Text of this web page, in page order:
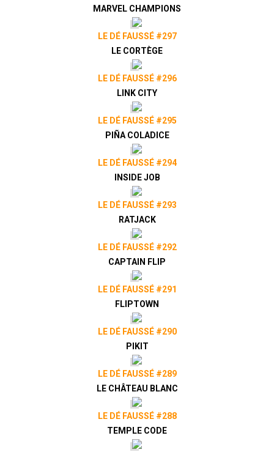
MARVEL CHAMPIONS
LE DÉ FAUSSÉ #297
LE CORTÈGE
LE DÉ FAUSSÉ #296
LINK CITY
LE DÉ FAUSSÉ #295
PIÑA COLADICE
LE DÉ FAUSSÉ #294
INSIDE JOB
LE DÉ FAUSSÉ #293
RATJACK
LE DÉ FAUSSÉ #292
CAPTAIN FLIP
LE DÉ FAUSSÉ #291
FLIPTOWN
LE DÉ FAUSSÉ #290
PIKIT
LE DÉ FAUSSÉ #289
LE CHÂTEAU BLANC
LE DÉ FAUSSÉ #288
TEMPLE CODE